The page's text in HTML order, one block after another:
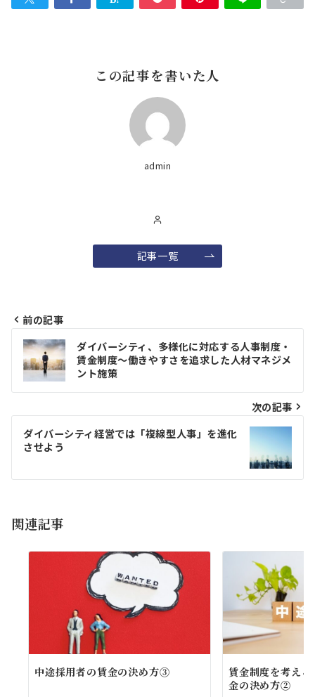
この記事を書いた人
admin
記事一覧
投
稿
ナ
ビ
ゲ
シ
ン
前の記事
ダイバーシティ、多様化に対応する人事制度・
賃金制度～働きやすさを追求した人材マネジメ
ント施策
次の記事
ダイバーシティ経営では「複線型人事」を進化
させよう
関連記事
中途採用者の賃金の決め方③
賃金制度を考え
金の決め方②